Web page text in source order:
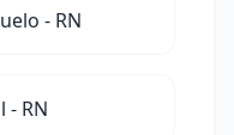
- RN
- RN